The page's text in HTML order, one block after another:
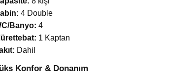
4 Double
Banyo: 4
1 Kaptan
Dahil
Konfor & Donanım